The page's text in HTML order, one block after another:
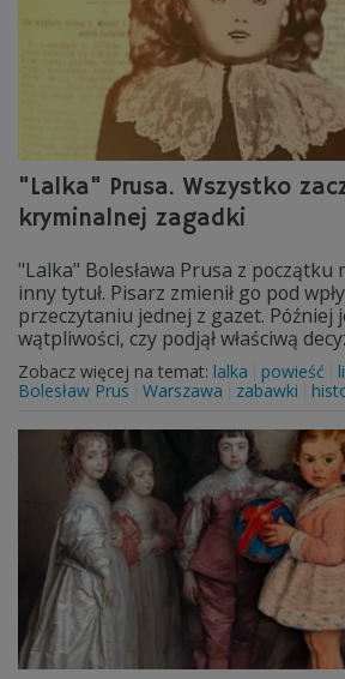
"Lalka" Prusa. Wszystko
kryminalnej zagadki
"Lalka" Bolesława Prusa z początku
inny tytuł. Pisarz zmienił go pod
przeczytaniu jednej z gazet. Później
wątpliwości, czy podjął właściwą
Zobacz więcej na temat: lalka powieść
Bolesław Prus
Warszawa zabawki